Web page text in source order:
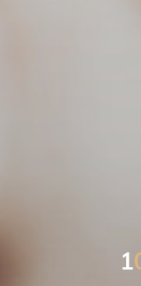
1